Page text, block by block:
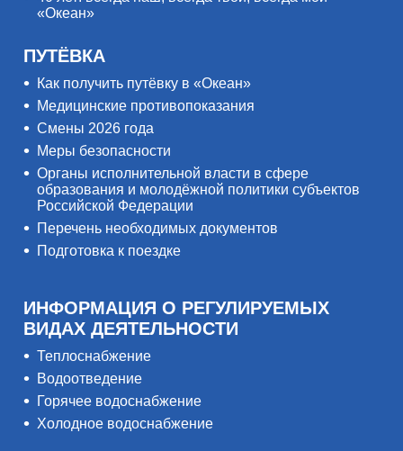
«Океан»
ПУТЁВКА
Как получить путёвку в «Океан»
Медицинские противопоказания
Смены 2026 года
Меры безопасности
Органы исполнительной власти в сфере
образования и молодёжной политики субъектов
Российской Федерации
Перечень необходимых документов
Подготовка к поездке
ИНФОРМАЦИЯ О РЕГУЛИРУЕМЫХ
ВИДАХ ДЕЯТЕЛЬНОСТИ
Теплоснабжение
Водоотведение
Горячее водоснабжение
Холодное водоснабжение